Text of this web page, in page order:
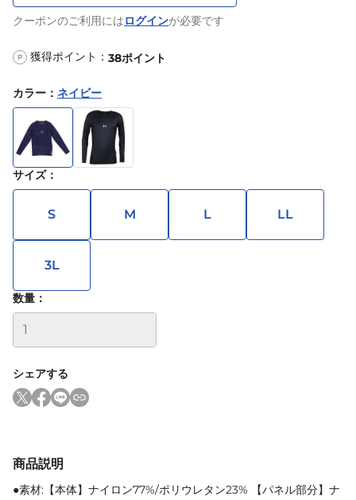
クーポンのご利用にはログインが必要です
P 獲得ポイント： 38ポイント
カラー ： ネイビー
サイズ：
S M L LL
3L
数量：
シェアする
商品説明
●素材:【本体】ナイロン77%/ポリウレタン23% 【パネル部分】ナ